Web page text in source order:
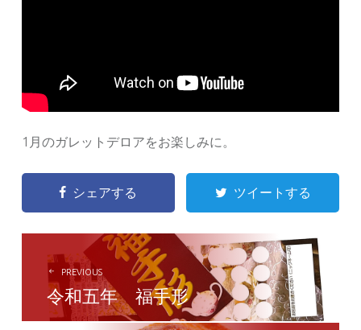
1月のガレットデロアをお楽しみに。
シェアする ツイートする
POST
NAVIGATION
PREVIOUS
令和五年 福手形